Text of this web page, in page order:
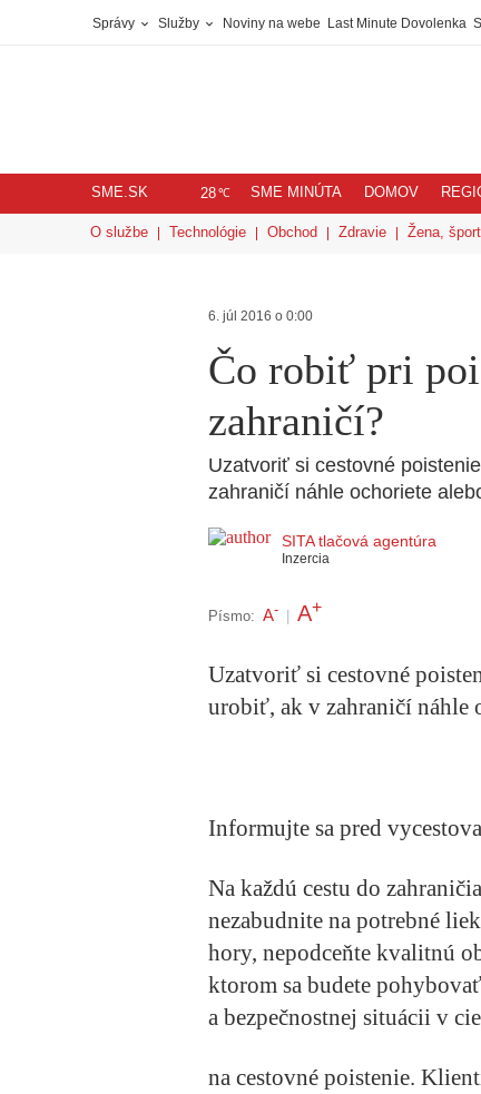
Správy Služby Noviny na webe Last Minute Dovolenka
SME.SK 28℃ SME MINÚTA DOMOV
O službe Technológie Obchod Zdravie Žena,
6. júl 2016 o 0:00
Čo robiť pri
zahraničí?
Uzatvoriť si cestovné
zahraničí náhle ochoriete
SITA tlačová agentúra
Inzercia
Písmo: A- A+
Uzatvoriť si cestovné
urobiť, ak v zahraničí náhle
Informujte sa pred
Na každú cestu do
nezabudnite na potrebné
hory, nepodceňte kvalitnú
ktorom sa budete
a bezpečnostnej situácii v
na cestovné poistenie.